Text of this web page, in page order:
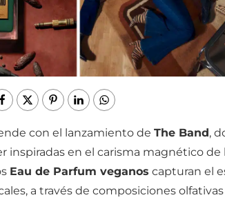
con el lanzamiento de The Band,
inspiradas en el carisma magnético de
Eau de Parfum veganos capturan el
a través de composiciones